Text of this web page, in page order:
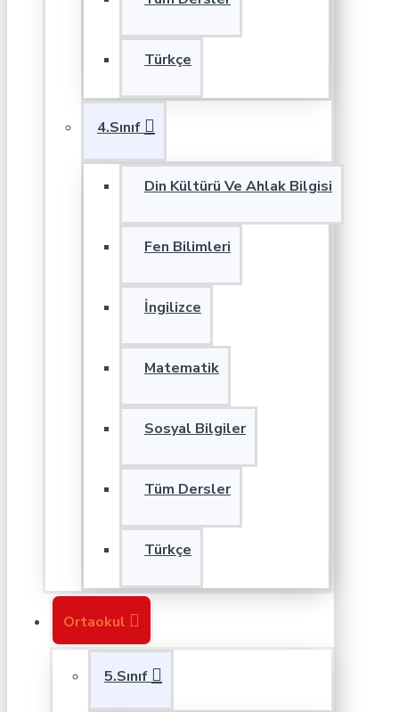
Türkçe
4.Sınıf
Din Kültürü Ve Ahlak Bilgisi
Fen Bilimleri
İngilizce
Matematik
Sosyal Bilgiler
Tüm Dersler
Türkçe
Ortaokul
5.Sınıf